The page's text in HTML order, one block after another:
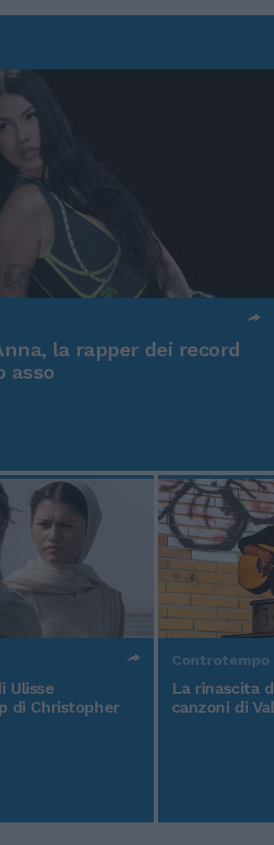
la rapper dei record
asso
Ulisse
di Christopher
Controtempo
La rinascita
canzoni di